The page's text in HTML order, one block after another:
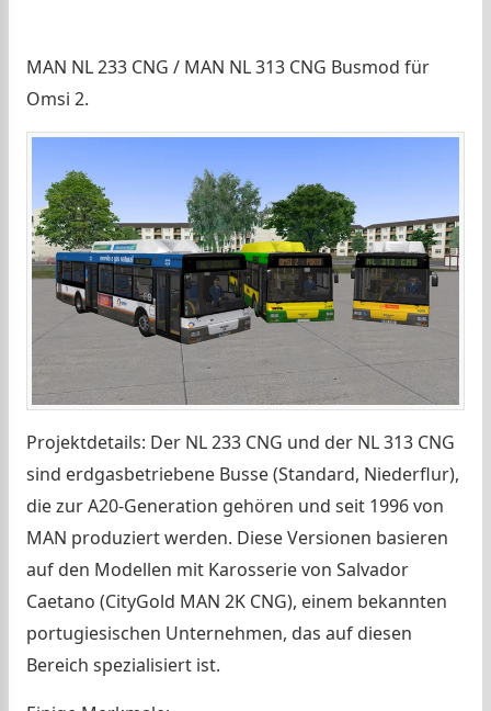
MAN NL 233 CNG / MAN NL 313 CNG Busmod für
Omsi 2.
Projektdetails: Der NL 233 CNG und der NL 313 CNG
sind erdgasbetriebene Busse (Standard, Niederflur),
die zur A20-Generation gehören und seit 1996 von
MAN produziert werden. Diese Versionen basieren
auf den Modellen mit Karosserie von Salvador
Caetano (CityGold MAN 2K CNG), einem bekannten
portugiesischen Unternehmen, das auf diesen
Bereich spezialisiert ist.